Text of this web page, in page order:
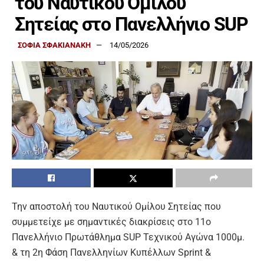
Σητείας στο Πανελλήνιο SUP
ΣΟΦΙΑ ΣΦΑΚΙΑΝΑΚΗ 14/05/2026
Την αποστολή του Ναυτικού Ομίλου Σητείας που
συμμετείχε με σημαντικές διακρίσεις στο 11ο
Πανελλήνιο Πρωτάθλημα SUP Τεχνικού Αγώνα 1000μ.
& τη 2η Φάση Πανελληνίων Κυπέλλων Sprint &